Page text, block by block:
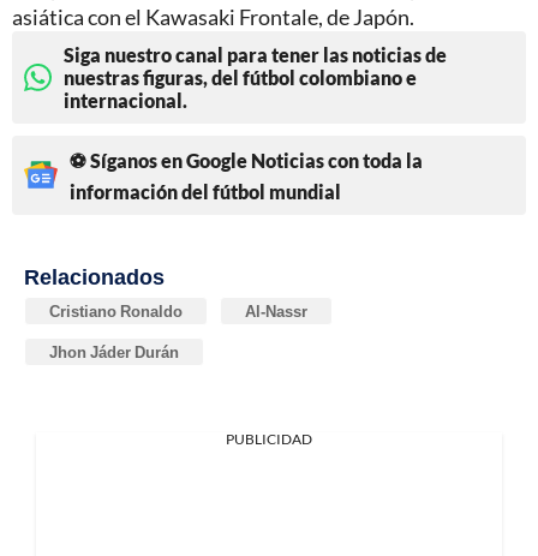
asiática con el Kawasaki Frontale, de Japón.
Siga nuestro canal para tener las noticias de
nuestras figuras, del fútbol colombiano e
internacional.
⚽ Síganos en Google Noticias con toda la
información del fútbol mundial
Relacionados
Cristiano Ronaldo Al-Nassr
Jhon Jáder Durán
PUBLICIDAD